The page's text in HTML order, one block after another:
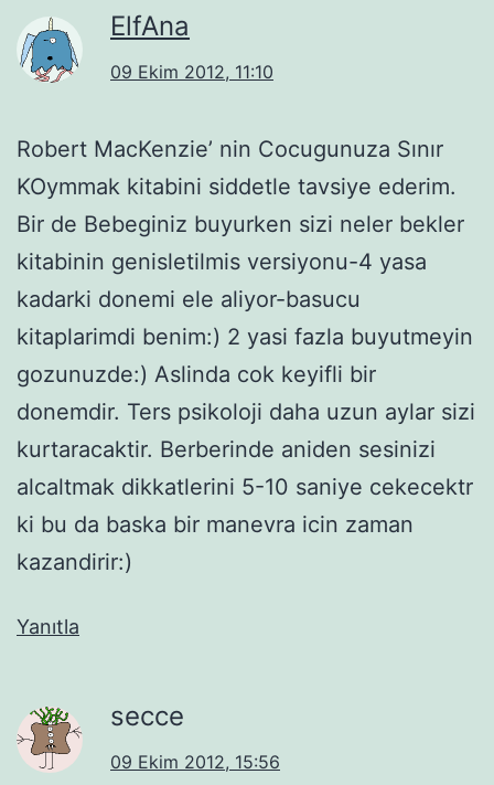
ElfAna
09 Ekim 2012, 11:10
Robert MacKenzie’ nin Cocugunuza Sınır
KOymmak kitabini siddetle tavsiye ederim.
Bir de Bebeginiz buyurken sizi neler bekler
kitabinin genisletilmis versiyonu-4 yasa
kadarki donemi ele aliyor-basucu
kitaplarimdi benim:) 2 yasi fazla buyutmeyin
gozunuzde:) Aslinda cok keyifli bir
donemdir. Ters psikoloji daha uzun aylar sizi
kurtaracaktir. Berberinde aniden sesinizi
alcaltmak dikkatlerini 5-10 saniye cekecektr
ki bu da baska bir manevra icin zaman
kazandirir:)
Yanıtla
secce
09 Ekim 2012, 15:56